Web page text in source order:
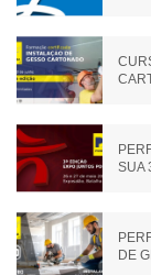
SUA
DE